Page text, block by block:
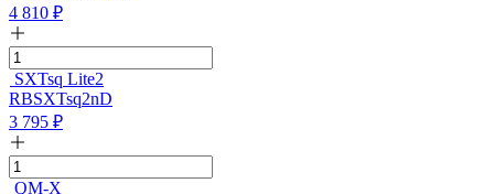
4 810 ₽
SXTsq Lite2
RBSXTsq2nD
3 795 ₽
QM-X